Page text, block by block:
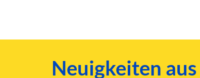
Neuigkeiten